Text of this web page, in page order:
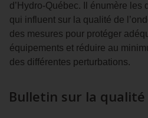
d’Hydro‑Québec. Il énumère les
qui influent sur la qualité de
des mesures pour protéger
équipements et réduire au
des différentes perturbations.
Bulletin sur la qualité